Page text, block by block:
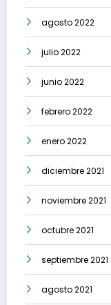
agosto 2022
julio 2022
junio 2022
febrero 2022
enero 2022
diciembre 2021
noviembre 2021
octubre 2021
septiembre 2021
agosto 2021